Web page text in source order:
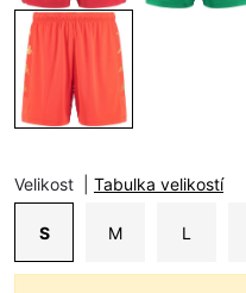
Velikost Tabulka velikostí
S M L